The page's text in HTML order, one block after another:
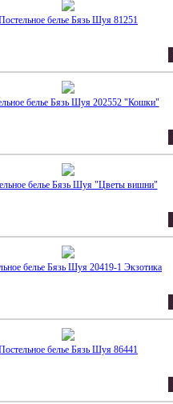
белье Бязь Шуя 81251
белье Бязь Шуя 202552 "Кошки"
белье Бязь Шуя "Цветы вишни"
белье Бязь Шуя 20419-1 Экзотика
белье Бязь Шуя 86441